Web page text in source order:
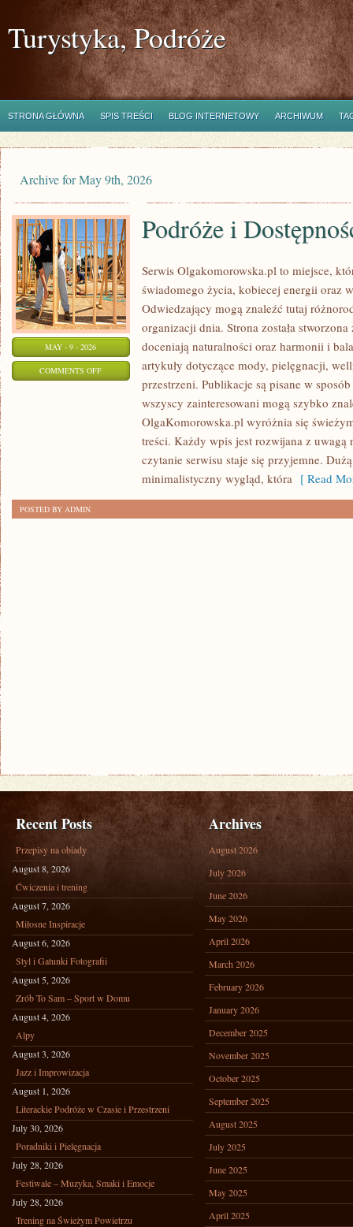
Turystyka, Podróże
STRONA GŁÓWNA SPIS TREŚCI BLOG INTERNETOWY ARCHIWUM
Archive for May 9th, 2026
MAY - 9 - 2026
COMMENTS OFFON
DOSTĘPNOŚĆ
Podróże i
Serwis Olgakomorowska.pl to miejsce,
świadomego życia, kobiecej energii oraz
Odwiedzający mogą znaleźć tutaj
organizacji dnia. Strona została
doceniają naturalności oraz harmonii i
artykuły dotyczące mody, pielęgnacji,
przestrzeni. Publikacje są pisane w
wszyscy zainteresowani mogą szybko
OlgaKomorowska.pl wyróżnia się
treści. Każdy wpis jest rozwijana z uwagą
czytanie serwisu staje się przyjemne.
minimalistyczny wygląd, która [ Read
POSTED BY ADMIN
Recent Posts
Przepisy na obiady
August 8, 2026
Ćwiczenia i trening
August 7, 2026
Miłosne Inspiracje
August 6, 2026
Styl i Gatunki Fotografii
August 5, 2026
Zrób To Sam – Sport w Domu
August 4, 2026
Alpy
August 3, 2026
Jazz i Improwizacja
August 1, 2026
Literackie Podróże w Czasie i Przestrzeni
July 30, 2026
Poradniki i Pielęgnacja
July 28, 2026
Festiwale – Muzyka, Smaki i Emocje
July 28, 2026
Trening na Świeżym Powietrzu
Archives
August 2026
July 2026
June 2026
May 2026
April 2026
March 2026
February 2026
January 2026
December 2025
November 2025
October 2025
September 2025
August 2025
July 2025
June 2025
May 2025
April 2025